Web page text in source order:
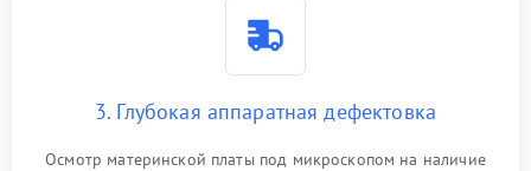
3. Глубокая аппаратная дефектовка
Осмотр материнской платы под микроскопом на наличие